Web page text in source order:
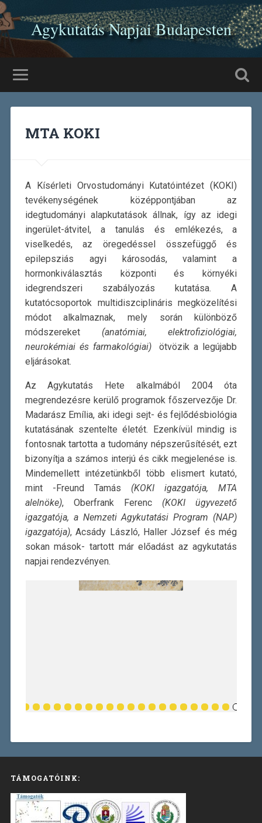
Agykutatás Napjai Budapesten
MTA KOKI
A Kísérleti Orvostudományi Kutatóintézet (KOKI)
tevékenységének középpontjában az
idegtudományi alapkutatások állnak, így az idegi
ingerület-átvitel, a tanulás és emlékezés, a
viselkedés, az öregedéssel összefüggő és
epilepsziás agyi károsodás, valamint a
hormonkiválasztás központi és környéki
idegrendszeri szabályozás kutatása. A
kutatócsoportok multidiszciplináris megközelítési
módot alkalmaznak, mely során különböző
módszereket (anatómiai, elektrofiziológiai,
neurokémiai és farmakológiai)ötvözik a legújabb
eljárásokat.
Az Agykutatás Hete alkalmából 2004 óta
megrendezésre kerülő programok főszervezője Dr.
Madarász Emília, aki idegi sejt- és fejlődésbiológia
kutatásának szentelte életét. Ezenkívül mindig is
fontosnak tartotta a tudomány népszerűsítését, ezt
bizonyítja a számos interjú és cikk megjelenése is.
Mindemellett intézetünkből több elismert kutató,
mint -Freund Tamás (KOKI igazgatója, MTA
alelnöke), Oberfrank Ferenc (KOKI ügyvezető
igazgatója, a Nemzeti Agykutatási Program (NAP)
igazgatója), Acsády László, Haller József és még
sokan mások- tartott már előadást az agykutatás
napjai rendezvényen.
TÁMOGATÓINK: